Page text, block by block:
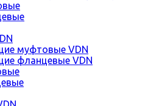
муфтовые VDN
фланцевые VDN